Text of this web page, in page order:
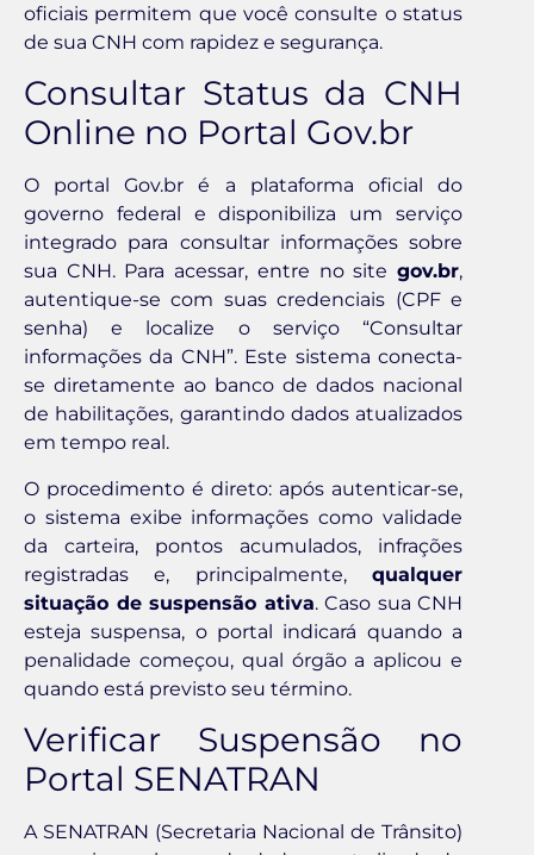
oficiais permitem que você consulte o status
de sua CNH com rapidez e segurança.
Consultar Status da CNH
Online no Portal Gov.br
O portal Gov.br é a plataforma oficial do
governo federal e disponibiliza um serviço
integrado para consultar informações sobre
sua CNH. Para acessar, entre no site gov.br,
autentique-se com suas credenciais (CPF e
senha) e localize o serviço “Consultar
informações da CNH”. Este sistema conecta-
se diretamente ao banco de dados nacional
de habilitações, garantindo dados atualizados
em tempo real.
O procedimento é direto: após autenticar-se,
o sistema exibe informações como validade
da carteira, pontos acumulados, infrações
registradas e, principalmente, qualquer
situação de suspensão ativa. Caso sua CNH
esteja suspensa, o portal indicará quando a
penalidade começou, qual órgão a aplicou e
quando está previsto seu término.
Verificar Suspensão no
Portal SENATRAN
A SENATRAN (Secretaria Nacional de Trânsito)